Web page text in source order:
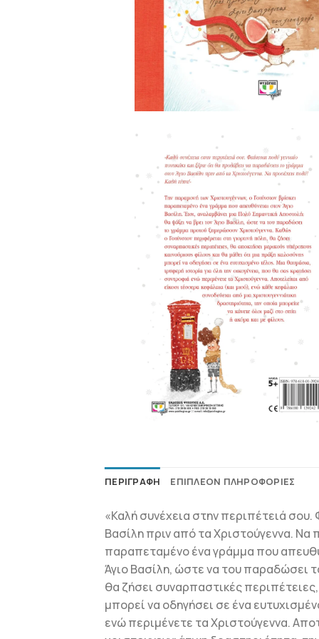
ΠΕΡΙΓΡΑΦΉ ΕΠΙΠΛΈΟΝ ΠΛΗΡΟΦΟΡΊΕΣ
«Καλή συνέχεια στην περιπέτειά
Βασίλη πριν από τα Χριστούγεννα. Να
παραπεταμένο ένα γράμμα που
Άγιο Βασίλη, ώστε να του παραδώσει
θα ζήσει συναρπαστικές
μπορεί να οδηγήσει σε ένα
ενώ περιμένετε τα Χριστούγεννα.